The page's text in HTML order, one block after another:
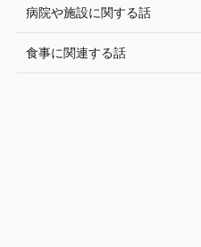
病院や施設に関する話
食事に関連する話